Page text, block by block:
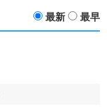
最新 最早